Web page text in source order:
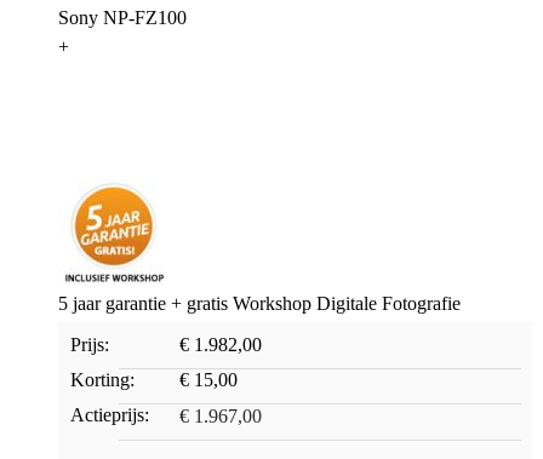
Sony NP-FZ100
+
5 jaar garantie + gratis Workshop Digitale Fotografie
Prijs:
€ 1.982,00
Korting:
€ 15,00
Actieprijs:
€ 1.967,00